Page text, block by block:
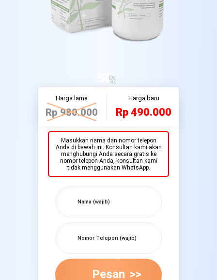
Harga lama
Rp 980.000
50%
Harga baru
Rp 490.000
Masukkan nama dan nomor telepon
Anda di bawah ini. Konsultan kami akan
menghubungi Anda secara gratis ke
nomor telepon Anda, konsultan kami
tidak menggunakan WhatsApp.
Pesan